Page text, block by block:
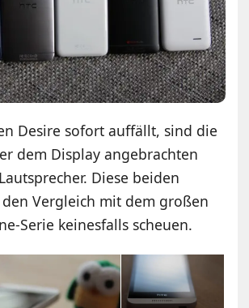
Desire sofort auffällt, sind die
dem Display angebrachten
Diese beiden
den Vergleich mit dem großen
Serie keinesfalls scheuen.